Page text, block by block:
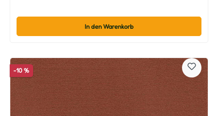
In den Warenkorb
-10 %